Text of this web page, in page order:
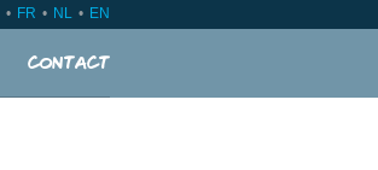
FR NL EN
Contact